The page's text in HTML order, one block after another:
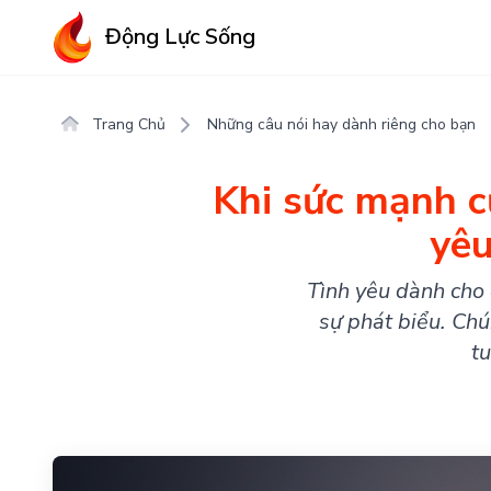
Động Lực Sống
Trang Chủ Những câu nói hay dành riêng cho bạn
Khi sức mạnh
Tình yêu dành
sự phát biểu.